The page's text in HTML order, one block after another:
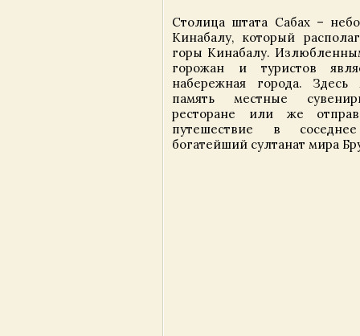
Столица штата Сабах –
Кинабалу, который
горы Кинабалу.
горожан и туристов
набережная города.
память местные
ресторане или же
путешествие в
богатейший султанат мира